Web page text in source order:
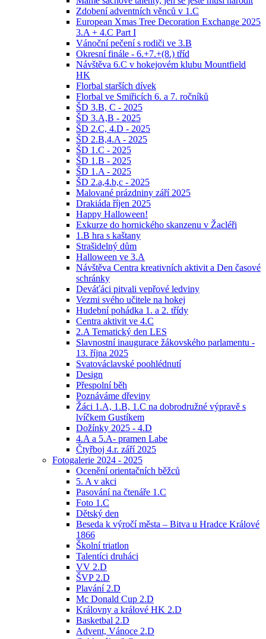
Zdobení adventních věnců v 1.C
European Xmas Tree Decoration Exchange 2025
3.A + 4.C Part I
Vánoční pečení s rodiči ve 3.B
Okresní finále - 6.+7.+(8.) tříd
Návštěva 6.C v hokejovém klubu Mountfield
HK
Florbal starších dívek
Florbal ve Smiřicích 6. a 7. ročníků
ŠD 3.B, C - 2025
ŠD 3.A,B - 2025
ŠD 2.C, 4.D - 2025
ŠD 2.B,4.A - 2025
ŠD 1.C - 2025
ŠD 1.B - 2025
ŠD 1.A - 2025
ŠD 2.a,4.b,c - 2025
Malované prázdniny září 2025
Drakiáda říjen 2025
Happy Halloween!
Exkurze do hornického skanzenu v Žacléři
1.B hra s kaštany
Strašidelný dům
Halloween ve 3.A
Návštěva Centra kreativních aktivit a Den časové
schránky
Deváťáci pitvali vepřové ledviny
Vezmi svého učitele na hokej
Hudební pohádka 1. a 2. třídy
Centra aktivit ve 4.C
2.A Tematický den LES
Slavnostní inaugurace žákovského parlamentu -
13. října 2025
Svatováclavské poohlédnutí
Design
Přespolní běh
Poznáváme dřeviny
Žáci 1.A, 1.B, 1.C na dobrodružné výpravě s
lvíčkem Gustíkem
Dožínky 2025 - 4.D
4.A a 5.A- pramen Labe
Čtyřboj 4.r. září 2025
Fotogalerie 2024 - 2025
Ocenění orientačních běžců
5. A v akci
Pasování na čtenáře 1.C
Foto 1.C
Dětský den
Beseda k výročí města – Bitva u Hradce Králové
1866
Školní triatlon
Talentíci druháci
VV 2.D
ŠVP 2.D
Plavání 2.D
Mc Donald Cup 2.D
Královny a králové HK 2.D
Basketbal 2.D
Advent, Vánoce 2.D